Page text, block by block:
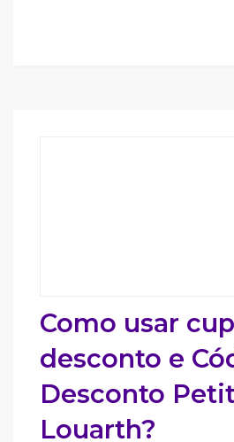
Como usar
desconto e
Desconto
Louarth?